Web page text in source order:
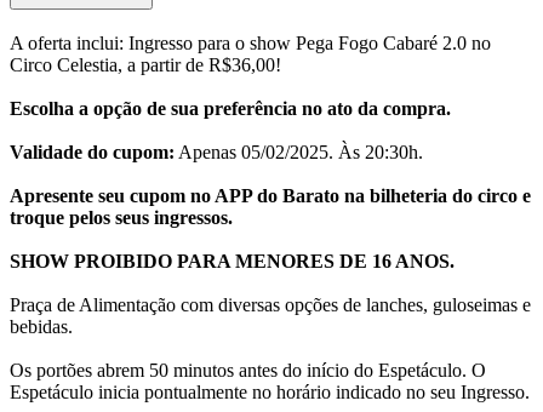
A oferta inclui: Ingresso para o show Pega Fogo Cabaré 2.0 no
Circo Celestia, a partir de R$36,00!
Escolha a opção de sua preferência no ato da compra.
Validade do cupom: Apenas 05/02/2025. Às 20:30h.
Apresente seu cupom no APP do Barato na bilheteria do circo e
troque pelos seus ingressos.
SHOW PROIBIDO PARA MENORES DE 16 ANOS.
Praça de Alimentação com diversas opções de lanches, guloseimas e
bebidas.
Os portões abrem 50 minutos antes do início do Espetáculo. O
Espetáculo inicia pontualmente no horário indicado no seu Ingresso.